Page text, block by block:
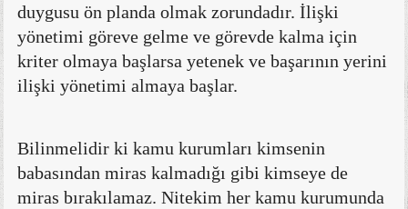
duygusu ön planda olmak zorundadır. İlişki
yönetimi göreve gelme ve görevde kalma için
kriter olmaya başlarsa yetenek ve başarının yerini
ilişki yönetimi almaya başlar.
Bilinmelidir ki kamu kurumları kimsenin
babasından miras kalmadığı gibi kimseye de
miras bırakılamaz. Nitekim her kamu kurumunda